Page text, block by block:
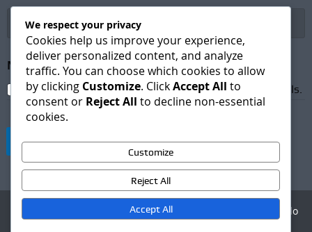
S
u
b
i
Newsletter Subscription *
I agree to receive newsletters and promotional emails.
Suscribirse
Agencia Digital - Desarrollo
We respect your privacy
Cookies help us improve your experience,
deliver personalized content, and analyze
traffic. You can choose which cookies to allow
by clicking Customize. ClickAccept All to
consent or Reject All to decline non-essential
cookies.
Customize
Reject All
Accept All